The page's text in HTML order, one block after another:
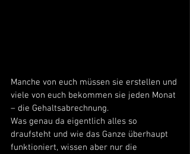
Manche von euch müssen sie erstellen und
viele von euch bekommen sie jeden Monat
– die Gehaltsabrechnung.
Was genau da eigentlich alles so
draufsteht und wie das Ganze überhaupt
funktioniert, wissen aber nur die